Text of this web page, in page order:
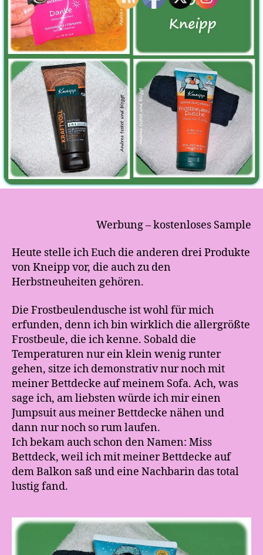
Werbung – kostenloses Sample
Heute stelle ich Euch die anderen drei Produkte
von Kneipp vor, die auch zu den
Herbstneuheiten gehören.
Die Frostbeulendusche ist wohl für mich
erfunden, denn ich bin wirklich die allergrößte
Frostbeule, die ich kenne. Sobald die
Temperaturen nur ein klein wenig runter
gehen, sitze ich demonstrativ nur noch mit
meiner Bettdecke auf meinem Sofa. Ach, was
sage ich, am liebsten würde ich mir einen
Jumpsuit aus meiner Bettdecke nähen und
dann nur noch so rum laufen.
Ich bekam auch schon den Namen: Miss
Bettdeck, weil ich mit meiner Bettdecke auf
dem Balkon saß und eine Nachbarin das total
lustig fand.